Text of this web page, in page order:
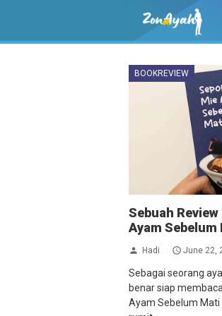
BOOKREVIEW
Sebuah
Ayam Sebelum
Hadi June 22,
Sebagai seorang
benar siap
Ayam Sebelum Mati